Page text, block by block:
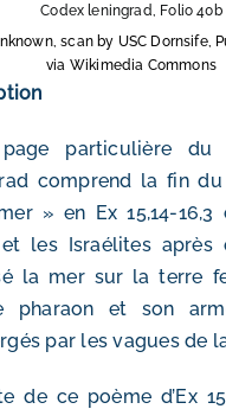
Codex leningrad, Folio 40b
scan by USC Dornsife,
via Wikimedia Commons
particulière du
comprend la fin
» en Ex 15,14-16,3
les Israélites après
la mer sur la terre
pharaon et son
par les vagues de
de ce poème d’Ex